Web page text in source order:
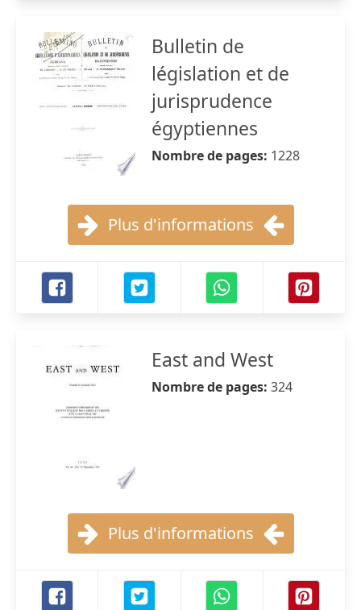
Bulletin de
législation et de
jurisprudence
égyptiennes
Nombre de pages: 1228
Plus d'informations
East and West
Nombre de pages: 324
Plus d'informations